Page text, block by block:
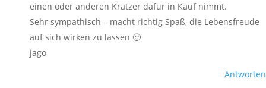
einen oder anderen Kratzer dafür in Kauf nimmt.
Sehr sympathisch – macht richtig Spaß, die Lebensfreude
auf sich wirken zu lassen 🙂
jago
Antworten